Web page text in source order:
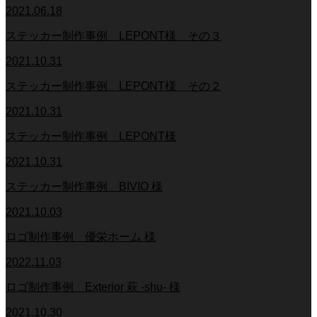
2021.06.18
ステッカー制作事例 LEPONT様 その３
2021.10.31
ステッカー制作事例 LEPONT様 その２
2021.10.31
ステッカー制作事例 LEPONT様
2021.10.31
ステッカー制作事例 BIVIO 様
2021.10.03
ロゴ制作事例 優栄ホーム 様
2022.11.03
ロゴ制作事例 Exterior 萩 -shu- 様
2021.10.30